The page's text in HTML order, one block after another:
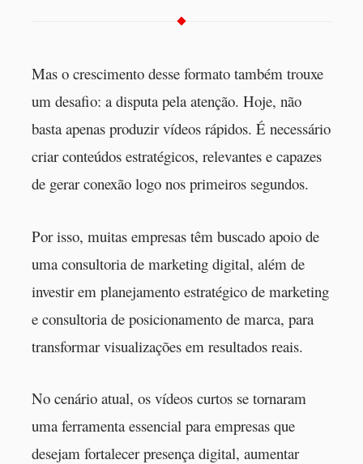
Mas o crescimento desse formato também trouxe
um desafio: a disputa pela atenção. Hoje, não
basta apenas produzir vídeos rápidos. É necessário
criar conteúdos estratégicos, relevantes e capazes
de gerar conexão logo nos primeiros segundos.
Por isso, muitas empresas têm buscado apoio de
uma consultoria de marketing digital, além de
investir em planejamento estratégico de marketing
e consultoria de posicionamento de marca, para
transformar visualizações em resultados reais.
No cenário atual, os vídeos curtos se tornaram
uma ferramenta essencial para empresas que
desejam fortalecer presença digital, aumentar